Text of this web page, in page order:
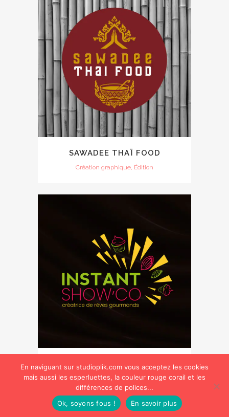
SAWADEE THAÏ FOOD
Création graphique, Édition
INSTANT SHOW CO’
Création graphique, Édition, Signalétique, Web
En naviguant sur studioplik.com vous acceptez les cookies
mais aussi les esperluettes, la couleur rouge corail et les
différences de polices...
Ok, soyons fous !
En savoir plus